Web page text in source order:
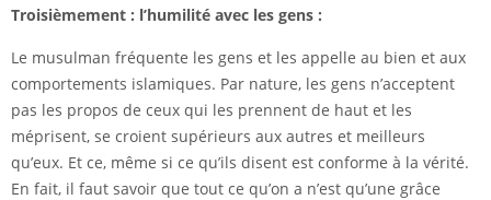
Troisièmement : l’humilité avec les gens :
Le musulman fréquente les gens et les appelle au bien et aux
comportements islamiques. Par nature, les gens n’acceptent
pas les propos de ceux qui les prennent de haut et les
méprisent, se croient supérieurs aux autres et meilleurs
qu’eux. Et ce, même si ce qu’ils disent est conforme à la vérité.
En fait, il faut savoir que tout ce qu’on a n’est qu’une grâce